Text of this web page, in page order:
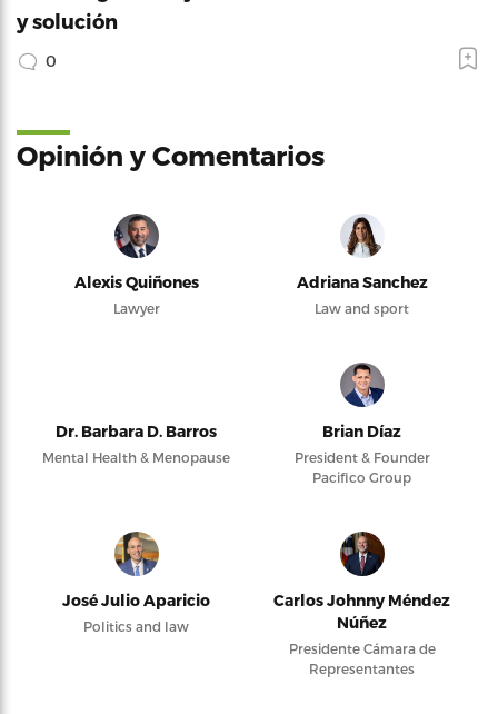
y solución
0
Opinión y Comentarios
Alexis Quiñones
Lawyer
Adriana Sanchez
Law and sport
Dr. Barbara D. Barros
Mental Health & Menopause
Brian Díaz
President & Founder
Pacifico Group
José Julio Aparicio
Politics and law
Carlos Johnny Méndez
Núñez
Presidente Cámara de
Representantes